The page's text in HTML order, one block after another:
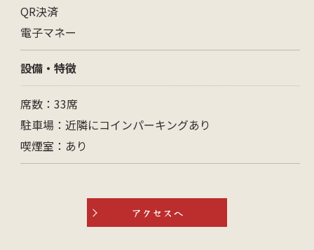
QR決済
電子マネー
設備・特徴
席数：33席
駐車場：近隣にコインパーキングあり
喫煙室：あり
アクセスへ